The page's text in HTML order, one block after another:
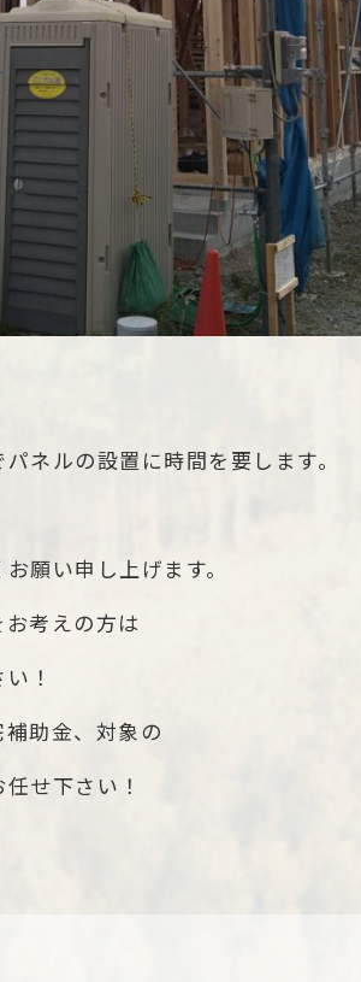
ネルの設置に時間を要します。
願い申し上げます。
考えの方は
！
助金、対象の
せ下さい！